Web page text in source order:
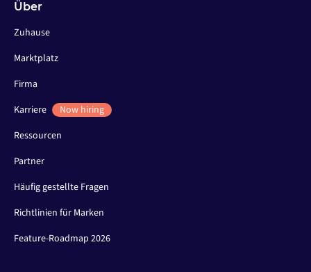
Über
Zuhause
Marktplatz
Firma
Karriere
Now hiring
Ressourcen
Partner
Häufig gestellte Fragen
Richtlinien für Marken
Feature-Roadmap 2026